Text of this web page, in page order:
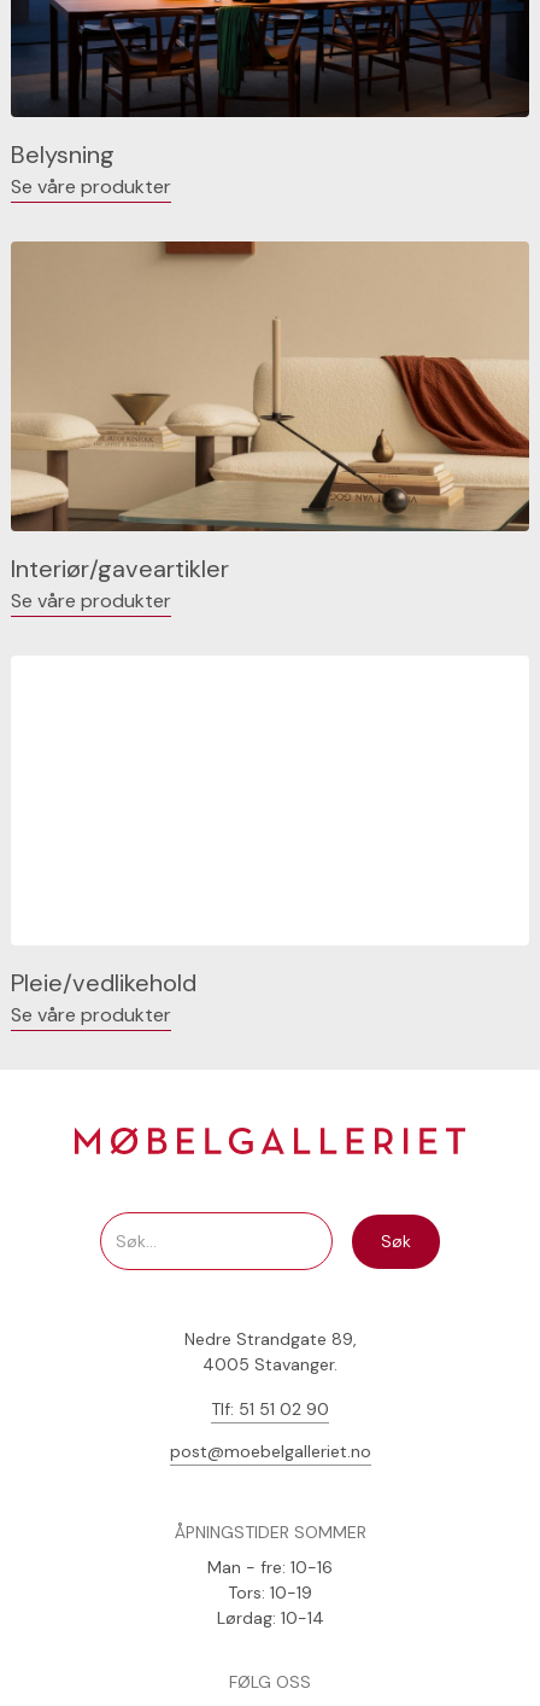
Belysning
Se våre produkter
Interiør/gaveartikler
Se våre produkter
Pleie/vedlikehold
Se våre produkter
Nedre Strandgate 89,
4005 Stavanger.
Tlf: 51 51 02 90
post@moebelgalleriet.no
ÅPNINGSTIDER SOMMER
Man - fre: 10-16
Tors: 10-19
Lørdag: 10-14
FØLG OSS